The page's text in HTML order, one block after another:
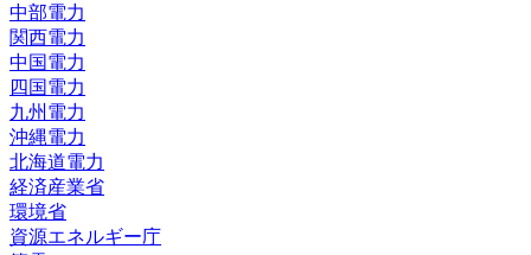
中部電力
関西電力
中国電力
四国電力
九州電力
沖縄電力
北海道電力
経済産業省
環境省
資源エネルギー庁